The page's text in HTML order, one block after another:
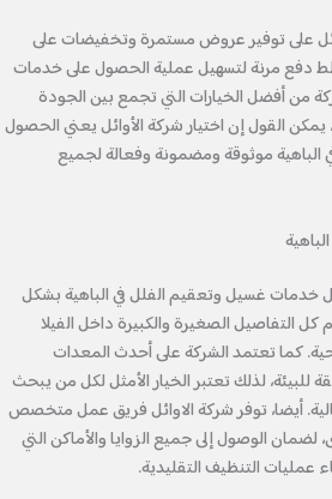
على توفير عروض مستمرة وتخفيضات على
دفع مرنة لتسهيل عملية الحصول على خدمات
من أفضل الخيارات التي تجمع بين الجودة
القول إن اختيار شركة الأوائل يعني الحصول
موثوقة ومضمونة وفعالة لجميع
خدمات غسيل وتعقيم الفلل في الباهية بشكل
التفاصيل الصغيرة والكبيرة داخل الفيلا
كما تعتمد الشركة على أحدث المعدات
للبيئة، لذلك تعتبر الخيار الأمثل لكل من يبحث
أيضا، توفر شركة الاوائل فريق عمل متخصص
الوصول إلى جميع الزوايا والأماكن التي
التنظيف التقليدية.